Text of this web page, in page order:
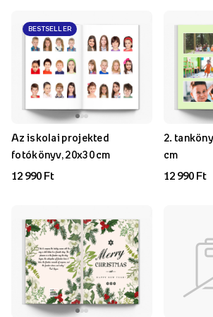
BESTSELLER
Az iskolai projekted
fotókönyv, 20x30 cm
12 990 Ft
2.
cm
12 990 Ft